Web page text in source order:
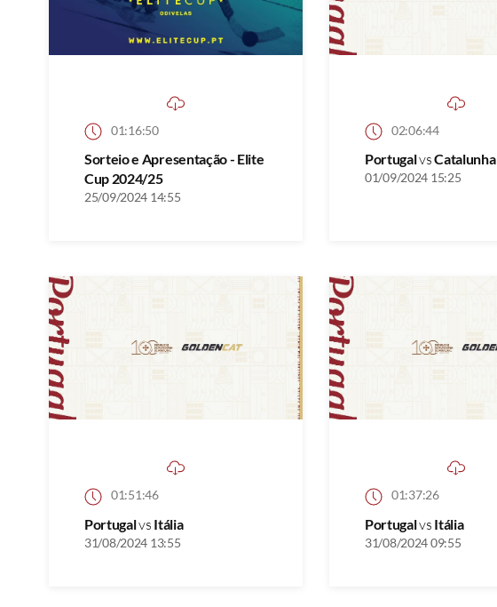
01:16:50
Sorteio e Apresentação - Elite
Cup 2024/25
25/09/2024 14:55
02:06:44
PortugalvsCatalunha
01/09/2024 15:25
01:51:46
Portugalvs Itália
31/08/2024 13:55
01:37:26
Portugalvs Itália
31/08/2024 09:55